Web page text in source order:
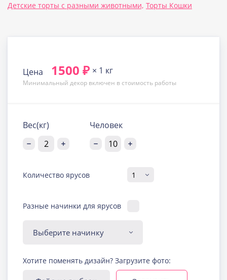
Детские торты с разными животными, Торты Кошки
Цена 1500 ₽ × 1 кг
Минимальный декор включен в стоимость работы
Вес(кг) Человек
Количество ярусов
Разные начинки для ярусов
Диабетическая-
безглютеновая начинка
Узнать подробнее о начинке
Хотите поменять дизайн? Загрузите фото: